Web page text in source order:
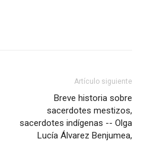
Artículo siguiente
Breve historia sobre
sacerdotes mestizos,
sacerdotes indígenas -- Olga
Lucía Álvarez Benjumea,